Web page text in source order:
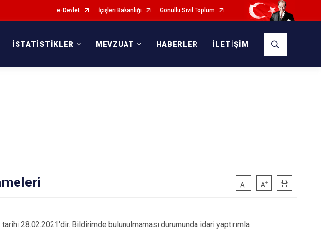
e-Devlet İçişleri Bakanlığı Gönüllü Sivil Toplum
İSTATİSTİKLER MEVZUAT HABERLER İLETİŞİM
28.02.2021'dir. Bildirimde bulunulmaması durumunda idari yaptırımla